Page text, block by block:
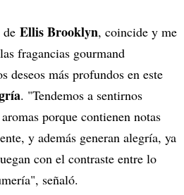
Ellis Brooklyn, coincide y me
fragancias gourmand
deseos más profundos en este
. "Tendemos a sentirnos
porque contienen notas
y además generan alegría, ya
con el contraste entre lo
señaló.